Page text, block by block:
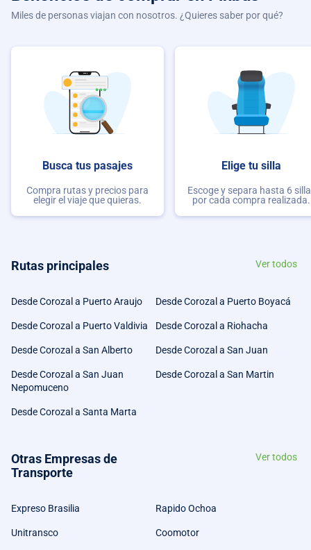
Miles de personas viajan con nosotros. ¿Quieres saber por qué?
Busca tus pasajes
Compra rutas y precios para
elegir el viaje que quieras.
Elige tu silla
Escoge y separa hasta 6
por cada compra realizada.
Rutas principales Ver todos
Desde Corozal a Puerto Araujo Desde Corozal a Puerto Boyacá
Desde Corozal a Puerto Valdivia Desde Corozal a Riohacha
Desde Corozal a San Alberto Desde Corozal a San Juan
Desde Corozal a San Juan
Nepomuceno
Desde Corozal a San Martin
Desde Corozal a Santa Marta
Otras Empresas de
Transporte
Ver todos
Expreso Brasilia Rapido Ochoa
Unitransco Coomotor